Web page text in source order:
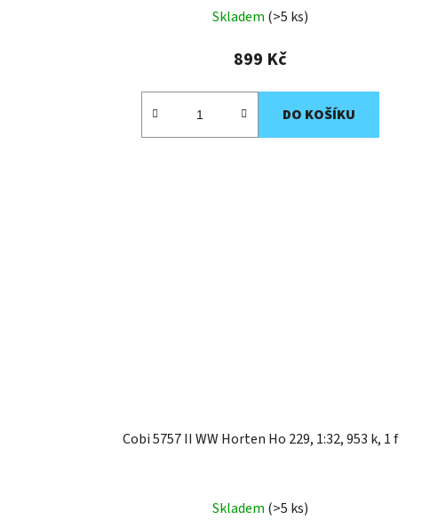
Skladem (>5 ks)
899 Kč
DO KOŠÍKU
Cobi 5757 II WW Horten Ho 229, 1:32, 953 k, 1 f
Skladem (>5 ks)